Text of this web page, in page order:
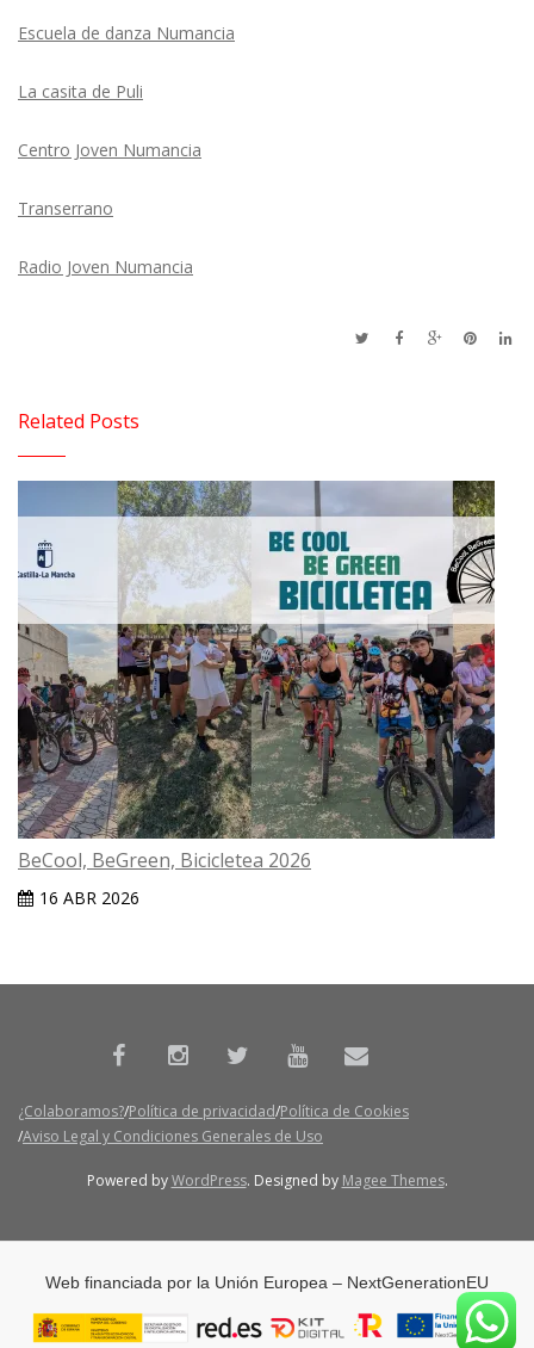
Escuela de danza Numancia
La casita de Puli
Centro Joven Numancia
Transerrano
Radio Joven Numancia
Related Posts
BeCool, BeGreen, Bicicletea 2026
16 ABR 2026
¿Colaboramos? Política de privacidad Política de Cookies
Aviso Legal y Condiciones Generales de Uso
Powered byWordPress. Designed by Magee Themes.
Web financiada por la Unión Europea – NextGenerationEU